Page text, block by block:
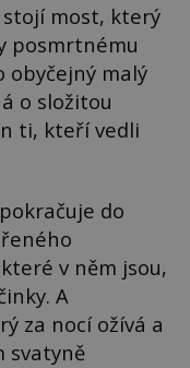
stojí most, který
posmrtnému
obyčejný malý
o složitou
ti, kteří vedli
do
v něm jsou,
A
za nocí ožívá a
svatyně